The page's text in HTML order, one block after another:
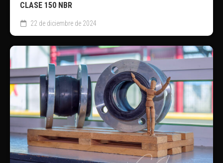
CLASE 150 NBR
22 de diciembre de 2024